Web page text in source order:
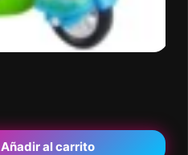
Añadir al carrito